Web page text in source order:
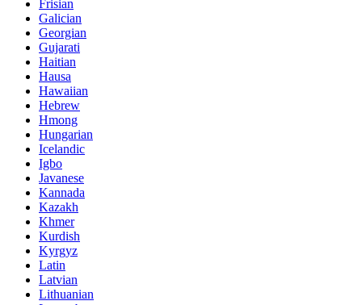
Frisian
Galician
Georgian
Gujarati
Haitian
Hausa
Hawaiian
Hebrew
Hmong
Hungarian
Icelandic
Igbo
Javanese
Kannada
Kazakh
Khmer
Kurdish
Kyrgyz
Latin
Latvian
Lithuanian